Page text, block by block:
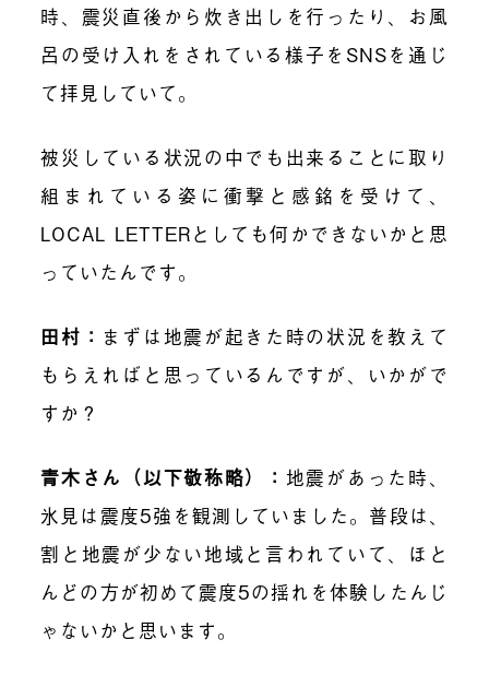
時、 震災直後から炊き出しを行ったり、お風
呂の受け入れをされている様子をSNSを通じ
て拝見していて。
被災している状況の中でも出来ることに取り
組まれている 姿に衝撃と感銘を受けて、
LOCAL LETTERとしても何かできないかと思
っていたんです。
田村： まずは地震が起きた時の状況を教えて
もらえればと思っているんですが、いかがで
すか？
青木さん（以下敬称略）： 地震があった時、
氷見は震度5強を観測していました。普段は、
割と地震が少ない地域と言われていて、ほと
んどの方が初めて震度5の揺れを体験したんじ
ゃないかと思います。